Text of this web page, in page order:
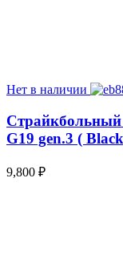
Нет в наличии
Страйкбольный
G19 gen.3 (
9,800 ₽